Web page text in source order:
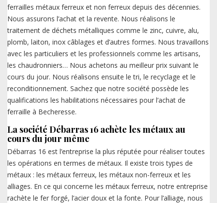
ferrailles métaux ferreux et non ferreux depuis des décennies.
Nous assurons l’achat et la revente. Nous réalisons le
traitement de déchets métalliques comme le zinc, cuivre, alu,
plomb, laiton, inox câblages et d’autres formes. Nous travaillons
avec les particuliers et les professionnels comme les artisans,
les chaudronniers… Nous achetons au meilleur prix suivant le
cours du jour. Nous réalisons ensuite le tri, le recyclage et le
reconditionnement. Sachez que notre société possède les
qualifications les habilitations nécessaires pour l’achat de
ferraille à Becheresse.
La société Débarras 16 achète les métaux au
cours du jour même
Débarras 16 est l’entreprise la plus réputée pour réaliser toutes
les opérations en termes de métaux. Il existe trois types de
métaux : les métaux ferreux, les métaux non-ferreux et les
alliages. En ce qui concerne les métaux ferreux, notre entreprise
rachète le fer forgé, l’acier doux et la fonte. Pour l’alliage, nous